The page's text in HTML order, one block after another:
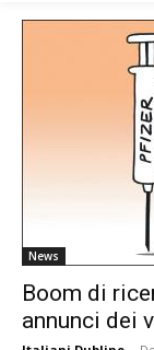
News
Boom di
annunci dei